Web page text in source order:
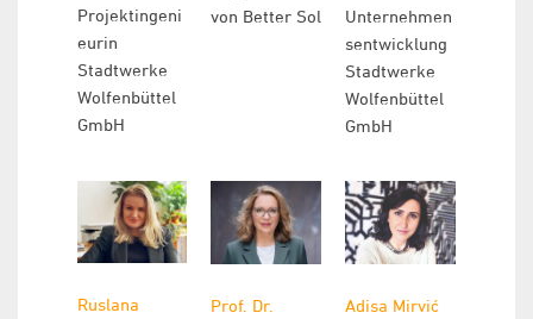
Projektingeni
eurin
Stadtwerke
Wolfenbüttel
GmbH
von Better Sol
Unternehmen
sentwicklung
Stadtwerke
Wolfenbüttel
GmbH
Ruslana
Prof. Dr.
Adisa Mirvić